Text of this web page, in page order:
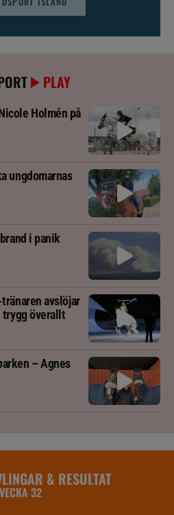
PLAY
Holmén på
ungdomarnas
i panik
avslöjar
trygg överallt
– Agnes
& RESULTAT
VECKA 32